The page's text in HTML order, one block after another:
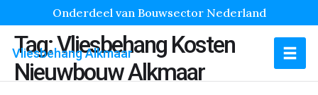
Onderdeel van Bouwsector Nederland
Vliesbehang Alkmaar
Tag:Vliesbehang Kosten
Nieuwbouw Alkmaar